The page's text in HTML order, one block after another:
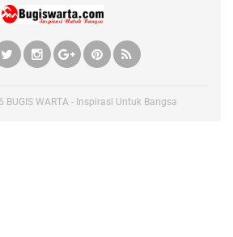
BUGIS WARTA - Inspirasi Untuk Bangsa